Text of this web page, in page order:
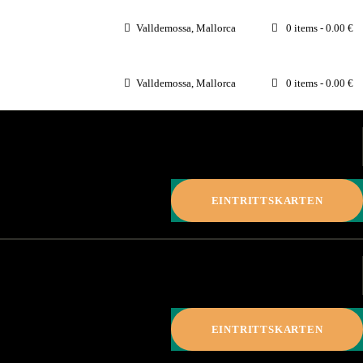
Valldemossa, Mallorca 0 items- 0.00 €
Valldemossa, Mallorca 0 items- 0.00 €
EINTRITTSKARTEN
EINTRITTSKARTEN